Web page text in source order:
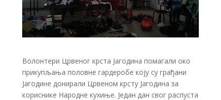
Волонтери Црвеног крста Јагодина помагали око
прикупљања половне гардеробе коју су грађани
Јагодине донирали Црвеном крсту Јагодина за
кориснике Народне кухиње. Један дан свог распуста